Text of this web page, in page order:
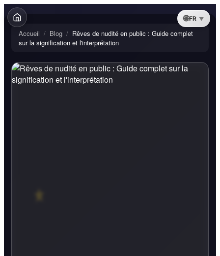
FR
Accueil / Blog / Rêves de nudité en public : Guide complet
sur la signification et l'interprétation